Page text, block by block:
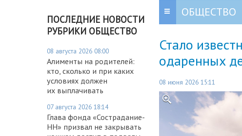
ПОСЛЕДНИЕ НОВОСТИ
РУБРИКИ ОБЩЕСТВО
08 августа 2026 08:00
Алименты на родителей:
кто, сколько и при каких
условиях должен
их выплачивать
07 августа 2026 18:14
Глава фонда «Сострадание-
НН» призвал не закрывать
ОБЩЕСТВО
Стало
одаренных
08 июня 2026 15:11